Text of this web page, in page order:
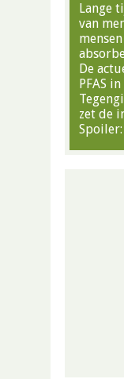
Lange
van
De
PFAS
zet de